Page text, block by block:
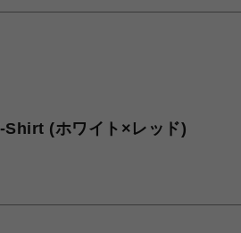
Shirt (ホワイト×レッド)